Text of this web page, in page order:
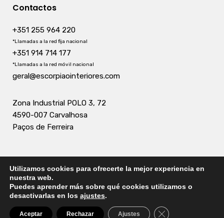
Contactos
+351 255 964 220
*Llamadas a la red fija nacional
+351 914 714 177
*Llamadas a la red móvil nacional
geral@escorpiaointeriores.com
Zona Industrial POLO 3, 72
4590-007 Carvalhosa
Paços de Ferreira
© 2018 Escorpião Interiores. Desenvolvido por:
redboxdesign.pt
Utilizamos cookies para ofrecerte la mejor experiencia en
nuestra web.
Puedes aprender más sobre qué cookies utilizamos o
desactivarlas en los ajustes.
Aceptar Rechazar Ajustes Cerrar el banner